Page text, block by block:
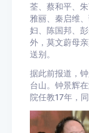
荃、蔡和平、
雅丽、秦启维
妇、陈国邦、
外，莫文蔚母
送别。
据此前报道，
台山。钟景辉
院任教17年，